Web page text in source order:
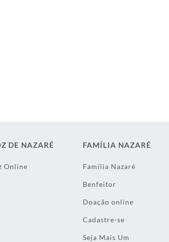
DE NAZARÉ
Online
FAMÍLIA NAZARÉ
Família Nazaré
Benfeitor
Doação online
Cadastre-se
Seja Mais Um